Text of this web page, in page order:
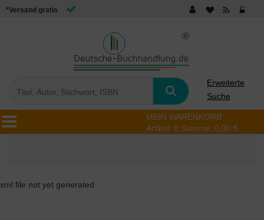
*Versand gratis
Erweiterte
Suche
MEIN WARENKORB
Artikel: 0 Summe: 0,00 €
xml file not yet generated